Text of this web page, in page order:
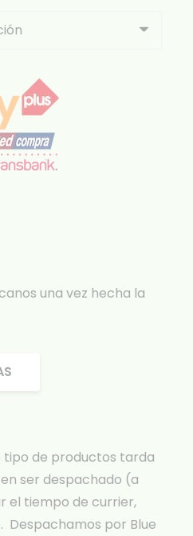
una vez hecha la
tipo de productos tarda
ser despachado (a
el tiempo de currier,
Despachamos por Blue